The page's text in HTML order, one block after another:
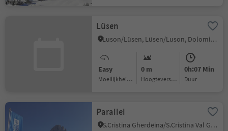
Lüsen
Luson/Lüsen, Lüsen/Luson, Dolomites Region Lüsen Villnöss
Easy
Moeilijkheidsgraad
0 m
Hoogteverschil
0h:07 Min
Duur
Parallel
S.Cristina Gherdëina/S.Cristina Val Gardena/S.Cristina Gherdëina/St.Christina in Gröden, S.Crestina Gherdëina/Santa Cristina Val Gardana, Dolomites Region Val Gardena